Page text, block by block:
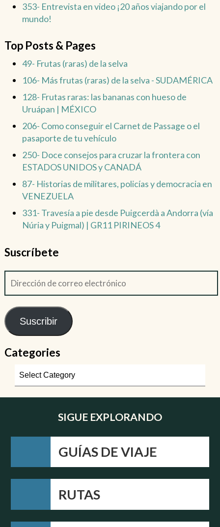
353- Entrevista en video ¡20 años viajando por el
mundo!
Top Posts & Pages
49- Frutas (raras) de la selva
106- Más frutas (raras) de la selva - SUDAMÉRICA
128- Frutas raras: las bananas con hueso de
Uruápan | MÉXICO
206- Como conseguir el Carnet de Passage o el
pasaporte de tu vehículo
250- Doce consejos para cruzar la frontera con
ESTADOS UNIDOS y CANADÁ
87- Historias de militares, policías y democracia en
VENEZUELA
331- Travesía a pie desde Puigcerdà a Andorra (vía
Núria y Puigmal) | GR11 PIRINEOS 4
Suscríbete
Suscribir
Categories
SIGUE EXPLORANDO
GUÍAS DE VIAJE
RUTAS